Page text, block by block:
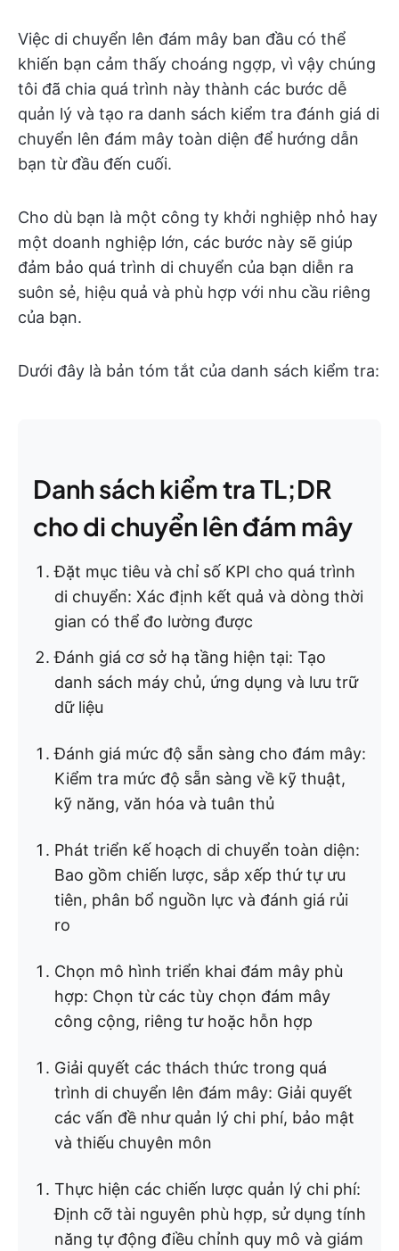
Việc di chuyển lên đám mây ban đầu có thể
khiến bạn cảm thấy choáng ngợp, vì vậy chúng
tôi đã chia quá trình này thành các bước dễ
quản lý và tạo ra danh sách kiểm tra đánh giá di
chuyển lên đám mây toàn diện để hướng dẫn
bạn từ đầu đến cuối.
Cho dù bạn là một công ty khởi nghiệp nhỏ hay
một doanh nghiệp lớn, các bước này sẽ giúp
đảm bảo quá trình di chuyển của bạn diễn ra
suôn sẻ, hiệu quả và phù hợp với nhu cầu riêng
của bạn.
Dưới đây là bản tóm tắt của danh sách kiểm tra:
Danh sách kiểm tra TL;DR
cho di chuyển lên đám mây
Đặt mục tiêu và chỉ số KPI cho quá trình
di chuyển: Xác định kết quả và dòng thời
gian có thể đo lường được
Đánh giá cơ sở hạ tầng hiện tại: Tạo
danh sách máy chủ, ứng dụng và lưu trữ
dữ liệu
Đánh giá mức độ sẵn sàng cho đám mây:
Kiểm tra mức độ sẵn sàng về kỹ thuật,
kỹ năng, văn hóa và tuân thủ
Phát triển kế hoạch di chuyển toàn diện:
Bao gồm chiến lược, sắp xếp thứ tự ưu
tiên, phân bổ nguồn lực và đánh giá rủi
ro
Chọn mô hình triển khai đám mây phù
hợp: Chọn từ các tùy chọn đám mây
công cộng, riêng tư hoặc hỗn hợp
Giải quyết các thách thức trong quá
trình di chuyển lên đám mây: Giải quyết
các vấn đề như quản lý chi phí, bảo mật
và thiếu chuyên môn
Thực hiện các chiến lược quản lý chi phí:
Định cỡ tài nguyên phù hợp, sử dụng tính
năng tự động điều chỉnh quy mô và giám